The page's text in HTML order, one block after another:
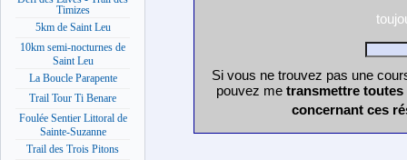
Timizes
5km de Saint Leu
10km semi-nocturnes de
Saint Leu
La Boucle Parapente
Trail Tour Ti Benare
Foulée Sentier Littoral de
Sainte-Suzanne
Trail des Trois Pitons
Si vous ne trouvez pas une
pouvez me transmettre
concernant ces